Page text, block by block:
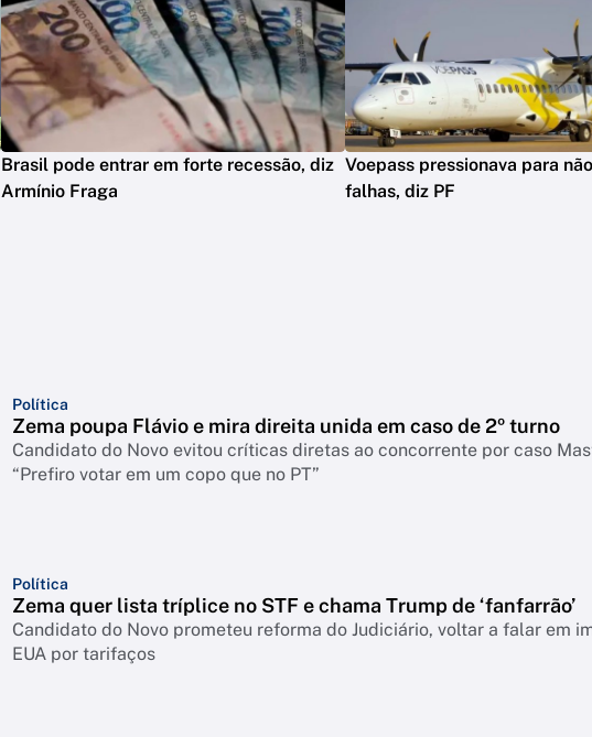
Brasil pode entrar em forte recessão, diz
Armínio Fraga
Voepass pressionava para
falhas, diz PF
Política
Zema poupa Flávio e mira direita unida em caso de 2º turno
Candidato do Novo evitou críticas diretas ao concorrente por caso
“Prefiro votar em um copo que no PT”
Política
Zema quer lista tríplice no STF e chama Trump de ‘fanfarrão’
Candidato do Novo prometeu reforma do Judiciário, voltar a falar em
EUA por tarifaços